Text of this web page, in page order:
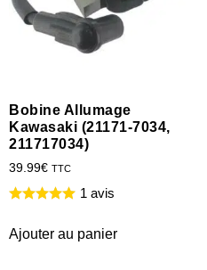
Bobine Allumage
Kawasaki (21171-7034,
211717034)
39.99€ TTC
1 avis
Ajouter au panier